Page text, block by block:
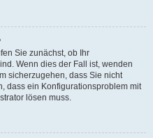
Sie zunächst, ob Ihr
Wenn dies der Fall ist, wenden
sicherzugehen, dass Sie nicht
dass ein Konfigurationsproblem mit
lösen muss.